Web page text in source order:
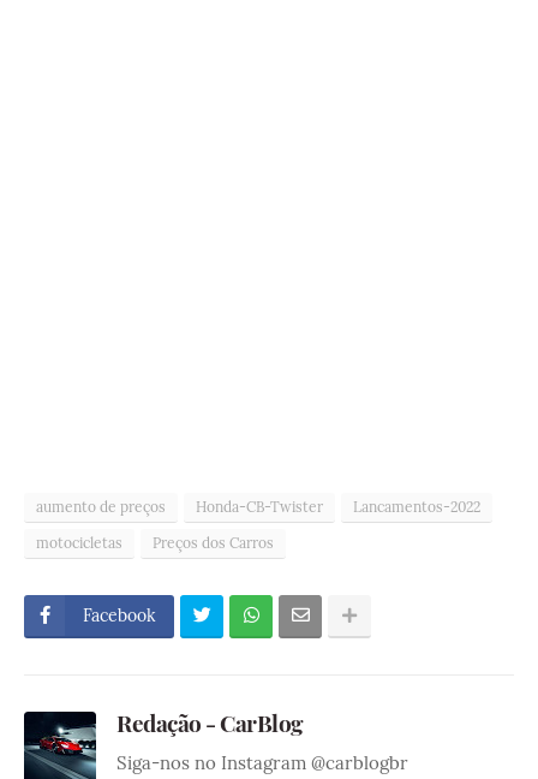
aumento de preços Honda-CB-Twister
Lancamentos-2022
motocicletas
Preços dos Carros
Facebook
Redação - CarBlog
Siga-nos no Instagram @carblogbr